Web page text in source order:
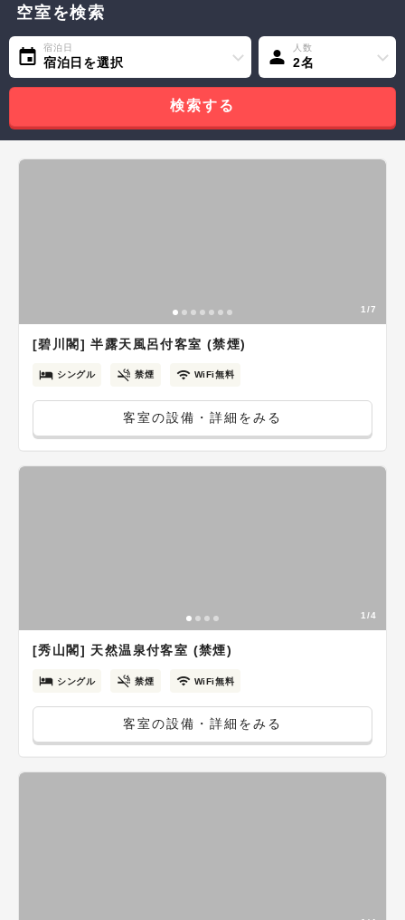
空室を検索
宿泊日
宿泊日を選択
人数
2名
検索する
1/7
[碧川閣] 半露天風呂付客室 (禁煙)
シングル 禁煙 WiFi無料
客室の設備・詳細をみる
1/4
[秀山閣] 天然温泉付客室 (禁煙)
シングル 禁煙 WiFi無料
客室の設備・詳細をみる